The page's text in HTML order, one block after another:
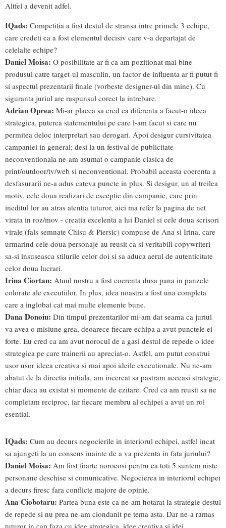
Altfel a devenit adfel.
IQads: Competitia a fost destul de stransa intre primele 3 echipe,
care credeti ca a fost elementul decisiv care v-a departajat de
celelalte echipe?
Daniel Moisa: O posibilitate ar fi ca am pozitionat mai bine
produsul catre target-ul masculin, un factor de influenta ar fi putut fi
si aspectul prezentarii finale (vorbeste designer-ul din mine). Cu
siguranta juriul are raspunsul corect la intrebare.
Adrian Oprea: Mi-ar placea sa cred ca diferenta a facut-o ideea
strategica, puterea statementului pe care l-am facut si care nu
permitea deloc interpretari sau derogari. Apoi desigur cursivitatea
campaniei in general; desi la un festival de publicitate
neconventionala ne-am asumat o campanie clasica de
print/outdoor/tv/web si neconventional. Probabil aceasta coerenta a
desfasurarii ne-a adus cateva puncte in plus. Si desigur, un al treilea
motiv, cele doua realizari de exceptie din campanie, care prin
ineditul lor au atras atentia tuturor, aici ma refer la pagina de net
virata in roz/mov - creatia excelenta a lui Daniel si cele doua scrisori
virale (fals semnate Chisu & Piersic) compuse de Ana si Irina, care
urmarind cele doua personaje au reusit ca si veritabili copywriteri
sa-si insuseasca stilurile celor doi si sa aduca aerul de autenticitate
celor doua lucrari.
Irina Ciortan: Atuul nostru a fost coerenta dusa pana in panzele
colorate ale executiilor. In plus, idea noastra a fost una completa
care a inglobat cat mai multe elemente bune.
Dana Donoiu: Din timpul prezentarilor mi-am dat seama ca juriul
va avea o misiune grea, deoarece fiecare echipa a avut punctele ei
forte. Eu cred ca am avut norocul de a gasi destul de repede o idee
strategica pe care trainerii au apreciat-o. Astfel, am putut construi
usor usor ideea creativa si mai apoi ideile executionale. Nu ne-am
abatut de la directia initiala, am incercat sa pastram aceeasi strategie,
chiar daca au existat si momente de ezitare. Cred ca am reusit sa ne
completam reciproc, iar fiecare membru al echipei a avut un rol
esential.
IQads: Cum au decurs negocierile in interiorul echipei, astfel incat
sa ajungeti la un consens inainte de a va prezenta in fata juriului?
Daniel Moisa: Am fost foarte norocosi pentru ca toti 5 suntem niste
personane deschise si comunicative. Negocierea in interiorul echipei
a decurs firesc fara conflicte majore de opinie.
Ana Ciobotaru: Partea buna este ca ne-am hotarat la strategie destul
de repede si nu prea ne-am ciondanit pe tema asta. Dar ne-a ramas